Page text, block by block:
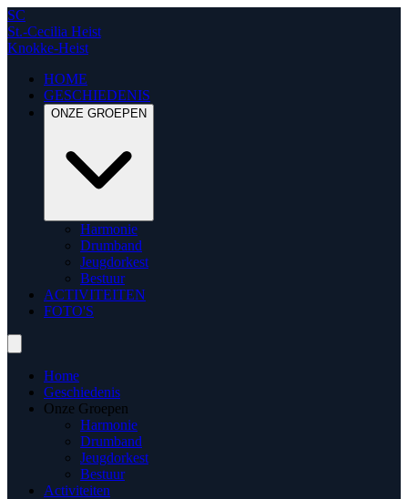
SC
St.-Cecilia Heist
Knokke-Heist
HOME
GESCHIEDENIS
ONZE GROEPEN
Harmonie
Drumband
Jeugdorkest
Bestuur
ACTIVITEITEN
FOTO'S
Home
Geschiedenis
Onze Groepen
Harmonie
Drumband
Jeugdorkest
Bestuur
Activiteiten